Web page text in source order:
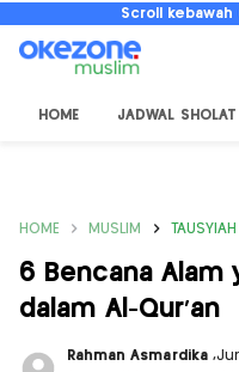
Scroll
HOME JADWAL SHOLAT
HOME MUSLIM TAUSYIAH
6 Bencana Alam
dalam Al-Qur'an
Rahman Asmardika ,